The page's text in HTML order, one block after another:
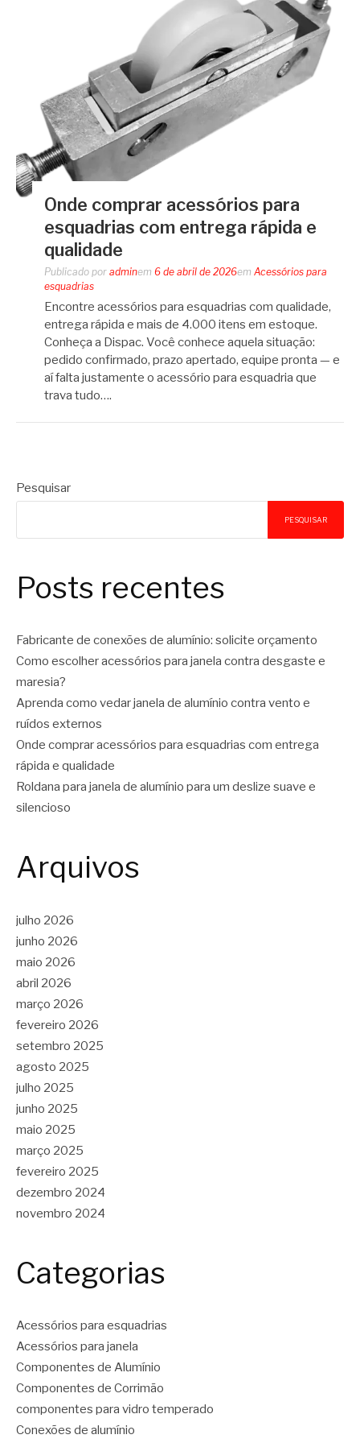
Onde comprar acessórios para
esquadrias com entrega rápida e
qualidade
Publicado por adminem 6 de abril de 2026em Acessórios para
esquadrias
Encontre acessórios para esquadrias com qualidade,
entrega rápida e mais de 4.000 itens em estoque.
Conheça a Dispac. Você conhece aquela situação:
pedido confirmado, prazo apertado, equipe pronta — e
aí falta justamente o acessório para esquadria que
trava tudo….
Pesquisar
PESQUISAR
Posts recentes
Fabricante de conexões de alumínio: solicite orçamento
Como escolher acessórios para janela contra desgaste e
maresia?
Aprenda como vedar janela de alumínio contra vento e
ruídos externos
Onde comprar acessórios para esquadrias com entrega
rápida e qualidade
Roldana para janela de alumínio para um deslize suave e
silencioso
Arquivos
julho 2026
junho 2026
maio 2026
abril 2026
março 2026
fevereiro 2026
setembro 2025
agosto 2025
julho 2025
junho 2025
maio 2025
março 2025
fevereiro 2025
dezembro 2024
novembro 2024
Categorias
Acessórios para esquadrias
Acessórios para janela
Componentes de Alumínio
Componentes de Corrimão
componentes para vidro temperado
Conexões de alumínio